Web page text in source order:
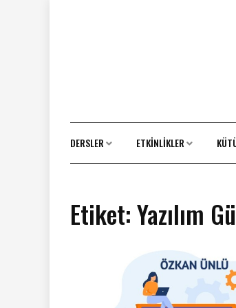
DERSLER ETKINLIKLER
Etiket:Yazılım